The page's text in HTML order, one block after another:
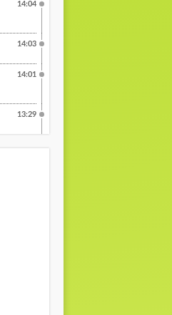
14:04
14:03
14:01
13:29